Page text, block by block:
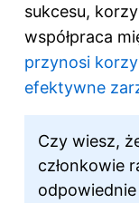
sukcesu,
współpraca
przynosi
efektywne
Czy wiesz,
członkowie